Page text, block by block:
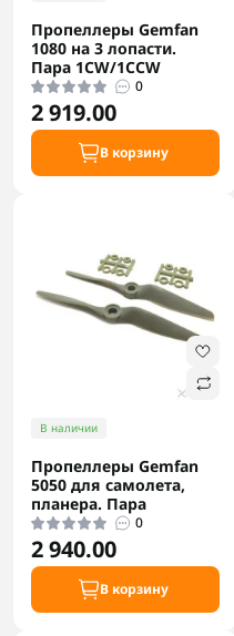
Пропеллеры Gemfan
1080 на 3 лопасти.
Пара 1CW/1CCW
0
2 919.00
В корзину
В наличии
Пропеллеры Gemfan
5050 для самолета,
планера. Пара
0
2 940.00
В корзину